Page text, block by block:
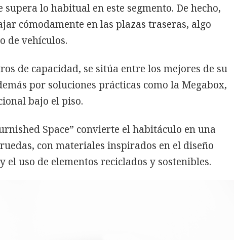
lo habitual en este segmento. De hecho,
cómodamente en las plazas traseras, algo
de vehículos.
de capacidad, se sitúa entre los mejores de su
por soluciones prácticas como la Megabox,
bajo el piso.
Space” convierte el habitáculo en una
con materiales inspirados en el diseño
el uso de elementos reciclados y sostenibles.